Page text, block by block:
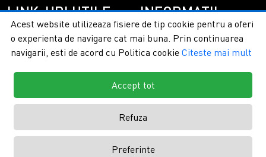
LINK-URI UTILE
Acasa
Despre noi
Formular retur
INFORMATII
Garantie si service
Detalii livrare
Termeni si conditii
Copyright © 2026 - ColumnaShop |
Acest website utilizeaza fisiere de tip cookie pentru a oferi
o experienta de navigare cat mai buna. Prin continuarea
navigarii, esti de acord cu Politica cookie Citeste mai mult
Accept tot
Refuza
Preferinte